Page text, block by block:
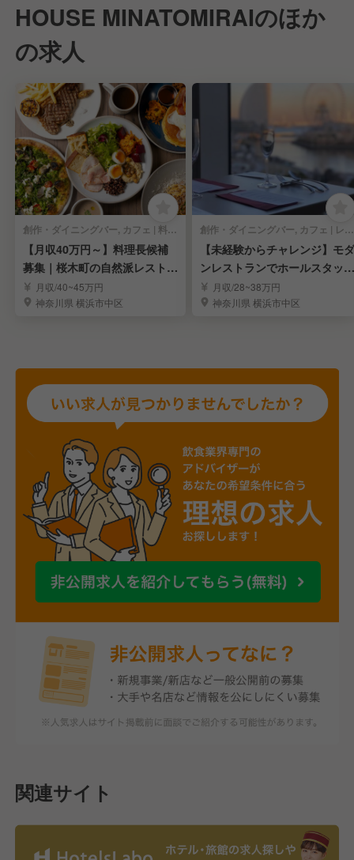
HOUSE MINATOMIRAIのほか
の求人
創作・ダイニングバー, カフェ | 料理長・料理長候補
【月収40万円～】料理長候補
募集｜桜木町の自然派レストラ
ン｜月9日休み
月収/40~45万円
神奈川県 横浜市中区
創作・ダイニングバー, カフェ | レストランサービス・ホールスタッフ
【未経験からチャレンジ】モダ
ンレストランでホールスタッフ
募集/月9日休み
月収/28~38万円
神奈川県 横浜市中区
関連サイト